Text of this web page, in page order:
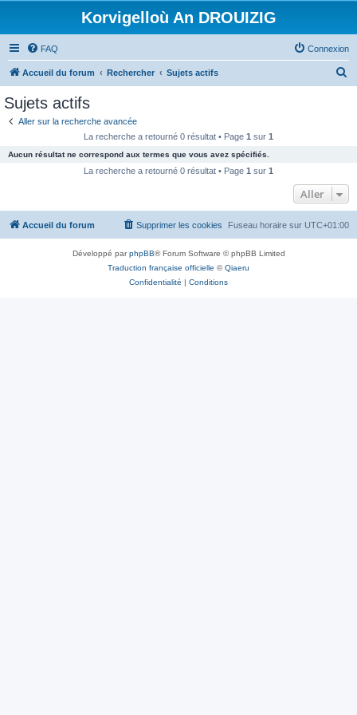
Korvigelloù An DROUIZIG
FAQ Connexion
Accueil du forum Rechercher Sujets actifs
c
e
Sujets actifs
Aller sur la recherche avancée
La recherche a retourné 0 résultat • Page 1 sur 1
Aucun résultat ne correspond aux termes que vous avez spécifiés.
La recherche a retourné 0 résultat • Page 1 sur 1
Aller
Accueil du forum Fuseau horaire sur UTC+01:00
Supprimer les cookies
Développé parphpBB® Forum Software © phpBB Limited
Traduction française officielle ©Qiaeru
Confidentialité | Conditions